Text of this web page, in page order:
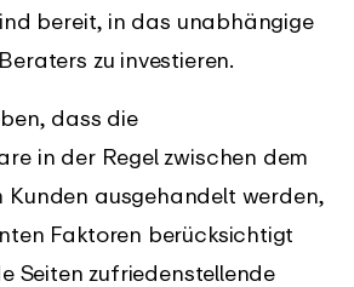
bereit, in das unabhängige
zu investieren.
dass die
in der Regel zwischen dem
Kunden ausgehandelt werden,
Faktoren berücksichtigt
Seiten zufriedenstellende